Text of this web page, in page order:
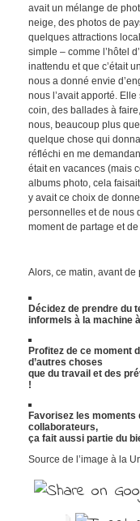
avait un mélange de
neige, des photos de
quelques attractions
simple – comme l’hôtel
inattendu et que c’était
nous a donné envie
nous l’avait apporté.
coin, des ballades à
nous, beaucoup plus
quelque chose qui
réfléchi en me
était en vacances (mais
albums photo, cela
y avait ce choix de
personnelles et de nous
moment de partage et de
Alors, ce matin, avant
Décidez de prendre du
informels à la machine
Profitez de ce moment
d’autres choses
que du travail et des
!
Favorisez les moments
collaborateurs,
ça fait aussi partie du
Source de l’image à la